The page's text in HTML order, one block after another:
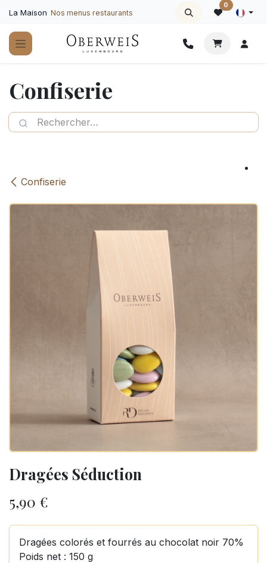
La Maison Nos menus restaurants
0
Confiserie
Confiserie
Dragées Séduction
5,90 €
Dragées colorés et fourrés au chocolat noir 70%
Poids net : 150 g